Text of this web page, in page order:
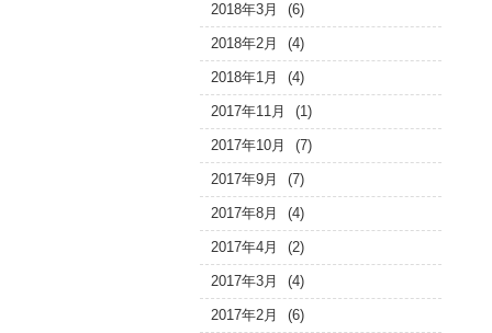
2018年3月 (6)
2018年2月 (4)
2018年1月 (4)
2017年11月 (1)
2017年10月 (7)
2017年9月 (7)
2017年8月 (4)
2017年4月 (2)
2017年3月 (4)
2017年2月 (6)